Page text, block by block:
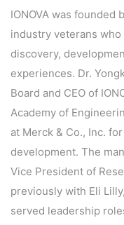
药
讯
视
频
专
区
精
彩
IONOVA was founded
industry veterans
discovery,
experiences. Dr.
Board and CEO of
Academy of
at Merck & Co., Inc.
development. The
Vice President of
previously with Eli
served leadership